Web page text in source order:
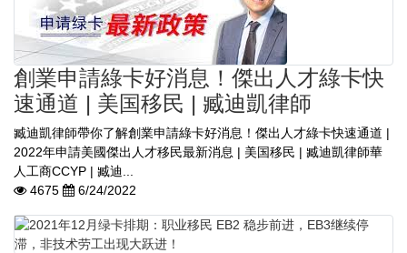
創業申請綠卡好消息！傑出人才綠卡快
速通道 | 美国移民 | 臧迪凱律師
臧迪凱律師帶你了解創業申請綠卡好消息！傑出人才綠卡快速通道 |
2022年申請美國傑出人才移民最新消息 | 美国移民 | 臧迪凱律師華
人工商CCYP | 臧迪...
4675
6/24/2022